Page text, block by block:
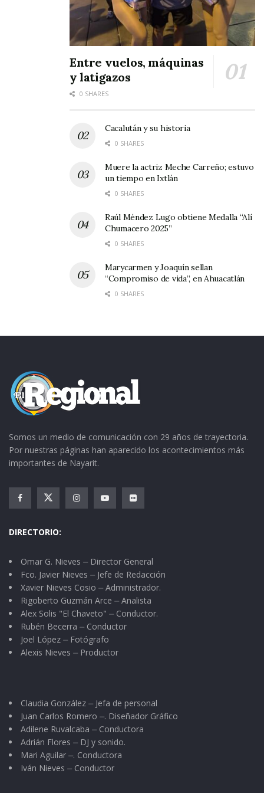
Entre vuelos, máquinas
y latigazos
0 SHARES
Cacalután y su historia
0 SHARES
Muere la actriz Meche Carreño; estuvo
un tiempo en Ixtlán
0 SHARES
Raúl Méndez Lugo obtiene Medalla “Alí
Chumacero 2025”
0 SHARES
Marycarmen y Joaquín sellan
“Compromiso de vida”, en Ahuacatlán
0 SHARES
Somos un medio de comunicación con 29 años de trayectoria.
Por nuestras páginas han aparecido los acontecimientos más
importantes de Nayarit.
DIRECTORIO:
Omar G. Nieves ⏤ Director General
Fco. Javier Nieves ⏤ Jefe de Redacción
Xavier Nieves Cosio ⏤ Administrador.
Rigoberto Guzmán Arce ⏤ Analista
Alex Solis "El Chaveto" ⏤ Conductor.
Rubén Becerra ⏤ Conductor
Joel López ⏤ Fotógrafo
Alexis Nieves ⏤ Productor
Claudia González ⏤ Jefa de personal
Juan Carlos Romero ⏤. Diseñador Gráfico
Adilene Ruvalcaba ⏤ Conductora
Adrián Flores ⏤ DJ y sonido.
Mari Aguilar ⏤. Conductora
Iván Nieves ⏤ Conductor